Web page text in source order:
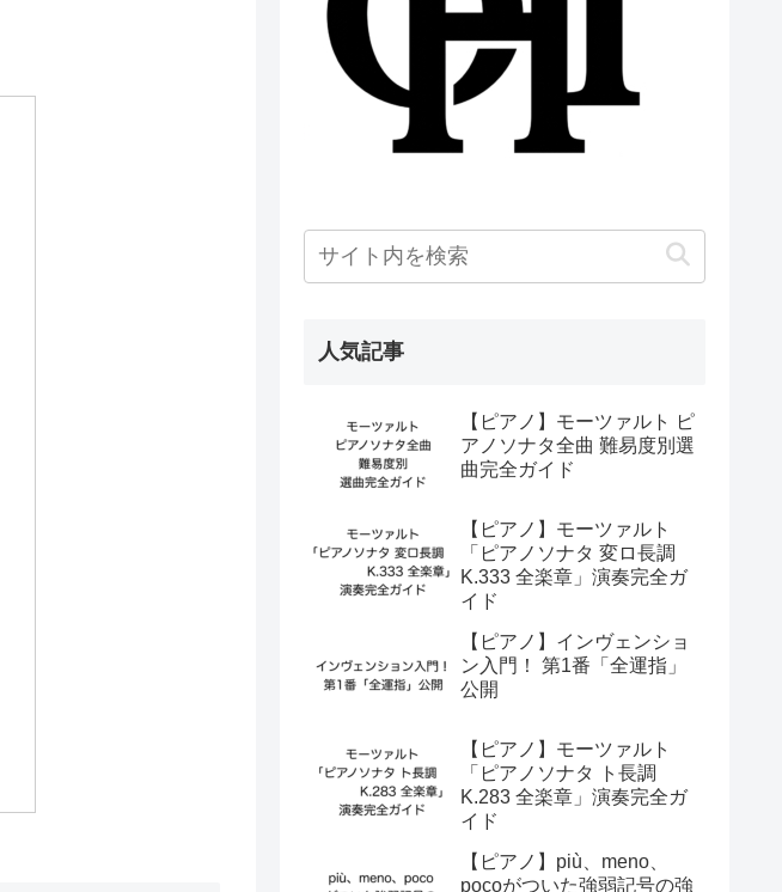
人気記事
【ピアノ】モーツァルト ピ
アノソナタ全曲 難易度別選
曲完全ガイド
【ピアノ】モーツァルト
「ピアノソナタ 変ロ長調
K.333 全楽章」演奏完全ガ
イド
【ピアノ】インヴェンショ
ン入門！ 第1番「全運指」
公開
【ピアノ】モーツァルト
「ピアノソナタ ト長調
K.283 全楽章」演奏完全ガ
イド
【ピアノ】più、meno、
pocoがついた強弱記号の強